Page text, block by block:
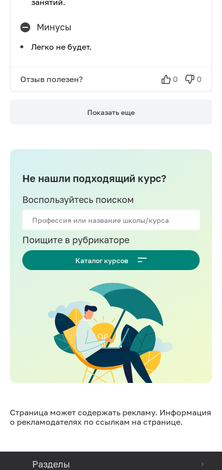
занятий.
Минусы
Легко не будет.
Отзыв полезен? 0 0
Показать еще
Не нашли подходящий курс?
Воспользуйтесь поиском
Поищите в рубрикаторе
Каталог курсов
Страница может содержать рекламу. Информация
о рекламодателях по ссылкам на странице.
Разделы